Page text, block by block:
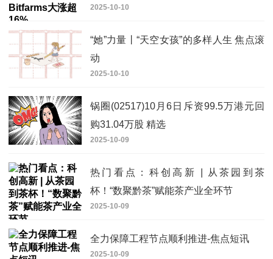
2025-10-10
“她”力量丨“天空女孩”的多样人生 焦点滚
动
2025-10-10
锅圈(02517)10月6日斥资99.5万港元回
购31.04万股 精选
2025-10-09
热门看点：科创高新 | 从茶园到茶
杯！“数聚黔茶”赋能茶产业全环节
2025-10-09
全力保障工程节点顺利推进-焦点短讯
2025-10-09